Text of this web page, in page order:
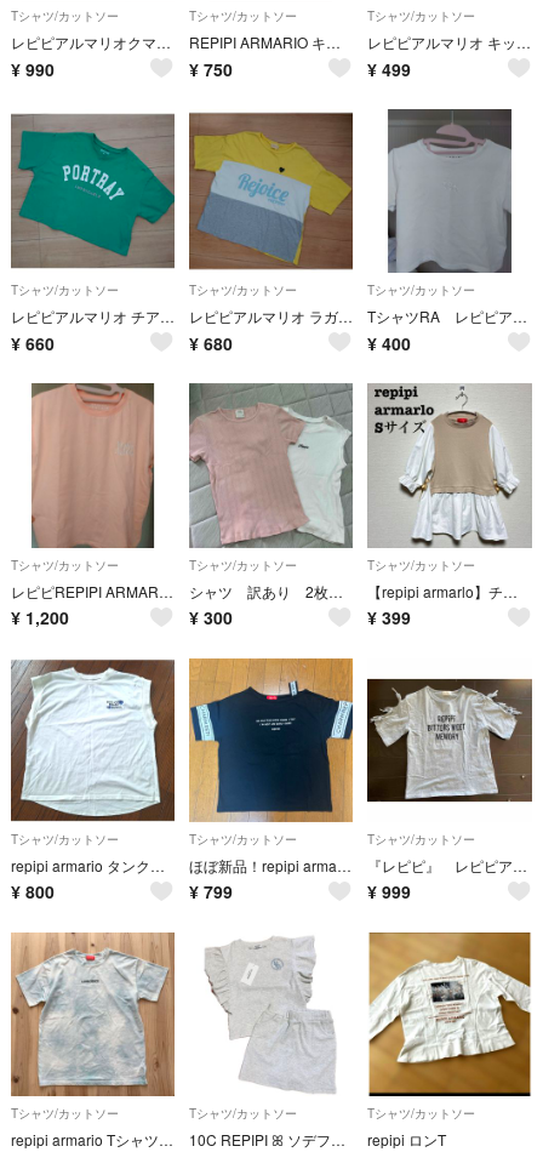
Tシャツ/カットソー
レピピアルマリオクマTシャツMサイズ
¥ 990
Tシャツ/カットソー
REPIPI ARMARIO キッズ ノースリーブ
¥ 750
Tシャツ/カットソー
レピピアルマリオ キッズ 子供服 白Tシャツ 半袖 夏 140 150
¥ 499
Tシャツ/カットソー
レピピアルマリオ チア ロゴ クロップドTシャツ M
¥ 660
Tシャツ/カットソー
レピピアルマリオ ラガー Tシャツ
¥ 680
Tシャツ/カットソー
TシャツRA レピピアルマリオ ロゴ ピタT S ホワイト
¥ 400
Tシャツ/カットソー
レピピREPIPI ARMARIO ノースリーブTシャツ ピンク M ロゴ刺繍
¥ 1,200
Tシャツ/カットソー
シャツ 訳あり 2枚 ZARA レピピアルマリオ タンクトップ 半袖
¥ 300
Tシャツ/カットソー
【repipi armarlo】チュニック Sサイズ
¥ 399
Tシャツ/カットソー
repipi armario タンクトップ ノースリーブ Sサイズ
¥ 800
Tシャツ/カットソー
ほぼ新品！repipi armario ロゴTシャツ ブラック Sサイズ 150
¥ 799
Tシャツ/カットソー
『レピピ』 レピピアルマリオ 半袖 りぼん Tシャツ 女児
¥ 999
Tシャツ/カットソー
repipi armario Tシャツ 半袖 タイダイ模様 L
Tシャツ/カットソー
10C REPIPI ꕤ ソデフリルセットアップ【セットアイテム】
Tシャツ/カットソー
repipi ロンT